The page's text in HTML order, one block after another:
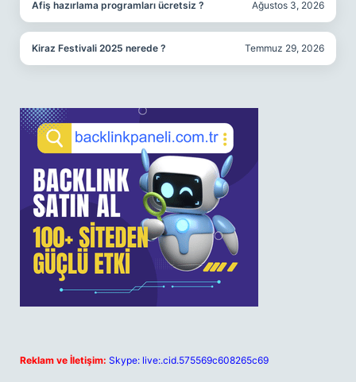
Afiş hazırlama programları ücretsiz ? Ağustos 3, 2026
Kiraz Festivali 2025 nerede ? Temmuz 29, 2026
Reklam ve İletişim: Skype: live:.cid.575569c608265c69